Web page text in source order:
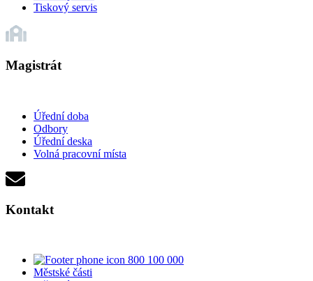
Tiskový servis
Magistrát
Úřední doba
Odbory
Úřední deska
Volná pracovní místa
Kontakt
800 100 000
Městské části